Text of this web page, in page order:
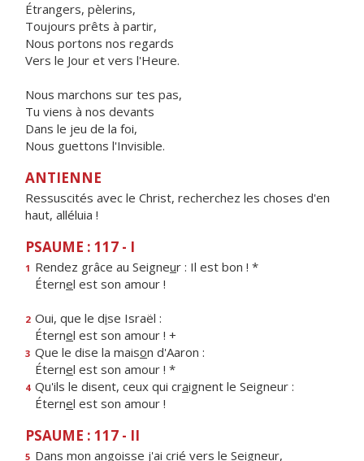
Étrangers, pèlerins,
Toujours prêts à partir,
Nous portons nos regards
Vers le Jour et vers l'Heure.
Nous marchons sur tes pas,
Tu viens à nos devants
Dans le jeu de la foi,
Nous guettons l'Invisible.
ANTIENNE
Ressuscités avec le Christ, recherchez les choses d'en
haut, alléluia !
PSAUME : 117 - I
1 Rendez grâce au Seigneur : Il est bon ! *
Éternel est son amour !
2 Oui, que le dise Israël :
Éternel est son amour ! +
3 Que le dise la maison d'Aaron :
Éternel est son amour ! *
4 Qu'ils le disent, ceux qui craignent le Seigneur :
Éternel est son amour !
PSAUME : 117 - II
5 Dans mon angoisse j'ai crié vers le Seigneur,